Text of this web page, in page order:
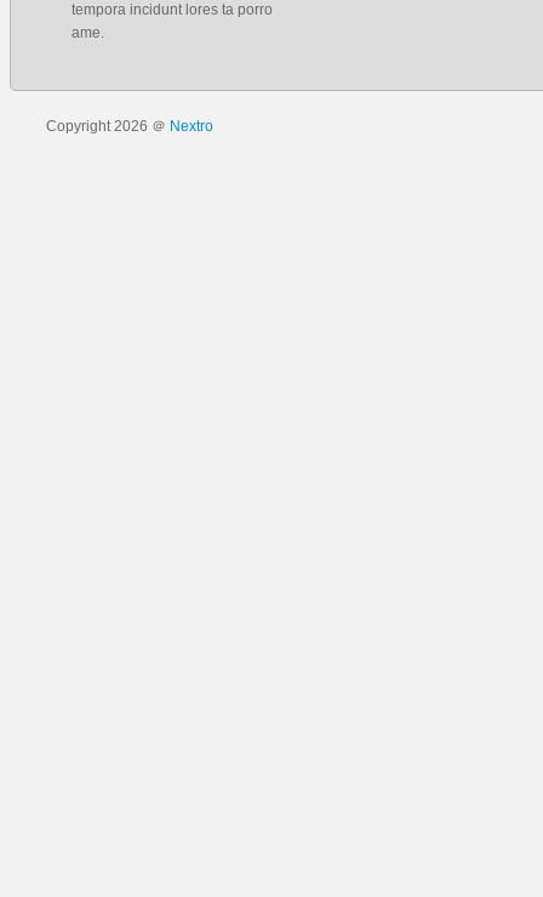
tempora incidunt lores ta porro
ame.
Copyright 2026 ＠ Nextro